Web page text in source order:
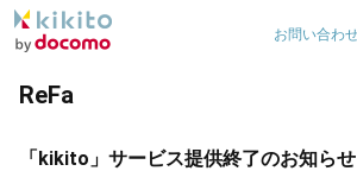
お問い合わ
ReFa
「kikito」サービス提供終了のお知らせ